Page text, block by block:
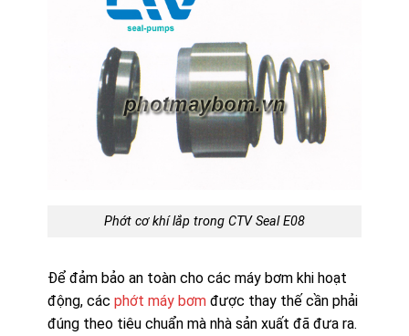
Phớt cơ khí lắp trong CTV Seal E08
Để đảm bảo an toàn cho các máy bơm khi hoạt
động, các phớt máy bơmđược thay thế cần phải
đúng theo tiêu chuẩn mà nhà sản xuất đã đưa ra.